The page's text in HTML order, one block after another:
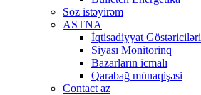
Söz istəyirəm
ASTNA
İqtisadiyyat Göstəriciləri
Siyası Monitorinq
Bazarların icmalı
Qarabağ münaqişəsi
Contact az